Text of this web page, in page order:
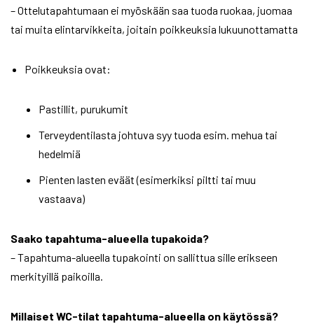
– Ottelutapahtumaan ei myöskään saa tuoda ruokaa, juomaa
tai muita elintarvikkeita, joitain poikkeuksia lukuunottamatta
Poikkeuksia ovat:
Pastillit, purukumit
Terveydentilasta johtuva syy tuoda esim. mehua tai
hedelmiä
Pienten lasten eväät (esimerkiksi piltti tai muu
vastaava)
Saako tapahtuma-alueella tupakoida?
– Tapahtuma-alueella tupakointi on sallittua sille erikseen
merkityillä paikoilla.
Millaiset WC-tilat tapahtuma-alueella on käytössä?